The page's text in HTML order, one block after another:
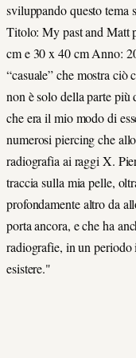
sviluppando questo tema
Titolo: My past and Matt
cm e 30 x 40 cm Anno:
“casuale” che mostra ciò
non è solo della parte più
che era il mio modo di
numerosi piercing che
radiografia ai raggi X.
traccia sulla mia pelle,
profondamente altro da
porta ancora, e che ha
radiografie, in un periodo
esistere."